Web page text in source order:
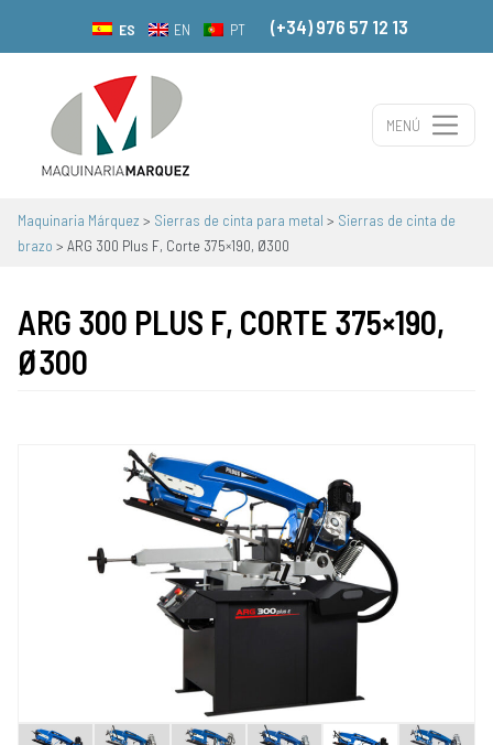
ES EN PT (+34) 976 57 12 13
Navegación principal
MENÚ
Maquinaria Márquez > Sierras de cinta para metal > Sierras de cinta de
brazo > ARG 300 Plus F, Corte 375×190, Ø300
ARG 300 PLUS F, CORTE 375×190,
Ø300